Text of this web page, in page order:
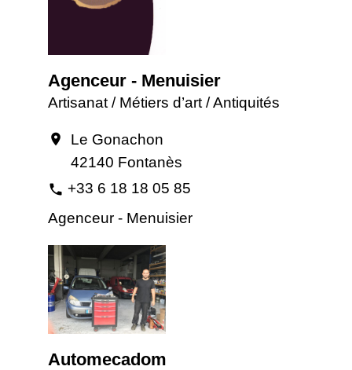
Agenceur - Menuisier
Artisanat / Métiers d’art / Antiquités
location_on
Le Gonachon
42140 Fontanès
phone +33 6 18 18 05 85
Agenceur - Menuisier
Automecadom